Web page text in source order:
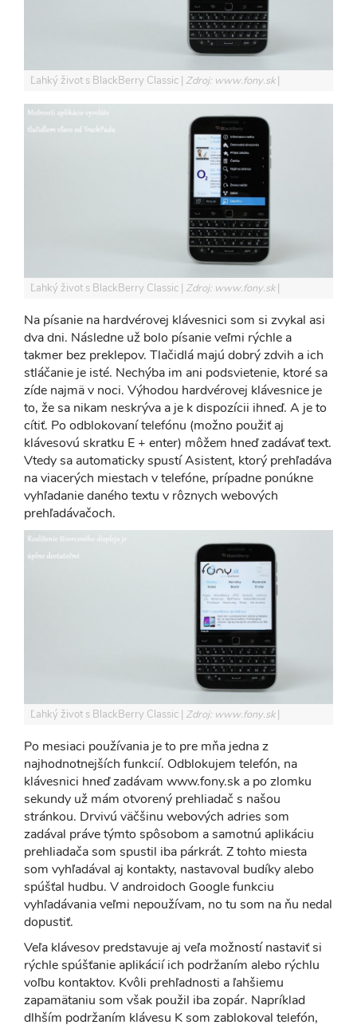
Ľahký život s BlackBerry Classic Zdroj: www.fony.sk
Ľahký život s BlackBerry Classic Zdroj: www.fony.sk
Na písanie na hardvérovej klávesnici som si zvykal asi
dva dni. Následne už bolo písanie veľmi rýchle a
takmer bez preklepov. Tlačidlá majú dobrý zdvih a ich
stláčanie je isté. Nechýba im ani podsvietenie, ktoré sa
zíde najmä v noci. Výhodou hardvérovej klávesnice je
to, že sa nikam neskrýva a je k dispozícii ihneď. A je to
cítiť. Po odblokovaní telefónu (možno použiť aj
klávesovú skratku E + enter) môžem hneď zadávať text.
Vtedy sa automaticky spustí Asistent, ktorý prehľadáva
na viacerých miestach v telefóne, prípadne ponúkne
vyhľadanie daného textu v rôznych webových
prehľadávačoch.
Ľahký život s BlackBerry Classic Zdroj: www.fony.sk
Po mesiaci používania je to pre mňa jedna z
najhodnotnejších funkcií. Odblokujem telefón, na
klávesnici hneď zadávam www.fony.sk a po zlomku
sekundy už mám otvorený prehliadač s našou
stránkou. Drvivú väčšinu webových adries som
zadával práve týmto spôsobom a samotnú aplikáciu
prehliadača som spustil iba párkrát. Z tohto miesta
som vyhľadával aj kontakty, nastavoval budíky alebo
spúšťal hudbu. V androidoch Google funkciu
vyhľadávania veľmi nepoužívam, no tu som na ňu nedal
dopustiť.
Veľa klávesov predstavuje aj veľa možností nastaviť si
rýchle spúšťanie aplikácií ich podržaním alebo rýchlu
voľbu kontaktov. Kvôli prehľadnosti a ľahšiemu
zapamätaniu som však použil iba zopár. Napríklad
dlhším podržaním klávesu K som zablokoval telefón,